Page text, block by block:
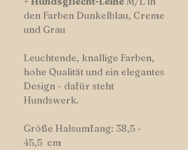
den Farben Dunkelblau, Creme
und Grau
Leuchtende, knallige Farben,
hohe Qualität und ein elegantes
Design - dafür steht
Hundswerk.
Größe Halsumfang: 38,5 -
45,5 cm